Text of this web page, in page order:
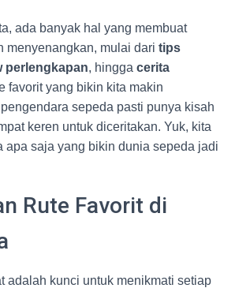
ada banyak hal yang membuat
menyenangkan, mulai dari tips
perlengkapan, hingga cerita
favorit yang bikin kita makin
sepeda pasti punya kisah
keren untuk diceritakan. Yuk, kita
apa saja yang bikin dunia sepeda jadi
Rute Favorit di
adalah kunci untuk menikmati setiap